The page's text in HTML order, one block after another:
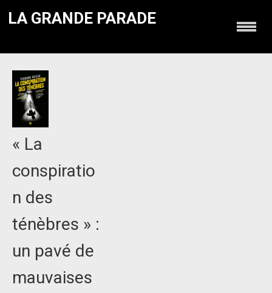
LA GRANDE PARADE
« La
conspiratio
n des
ténèbres » :
un pavé de
mauvaises